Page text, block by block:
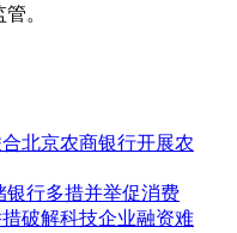
。
北京农商银行开展农
银行多措并举促消费
破解科技企业融资难